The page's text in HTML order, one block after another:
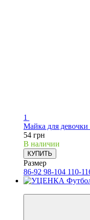
1
Майка для девочки
54 грн
В наличии
КУПИТЬ
Размер
86-92 98-104 110-